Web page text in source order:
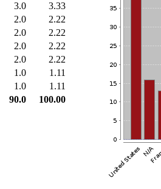
3.0
3.33
2.0
2.22
2.0
2.22
2.0
2.22
2.0
2.22
1.0
1.11
1.0
1.11
90.0
100.00